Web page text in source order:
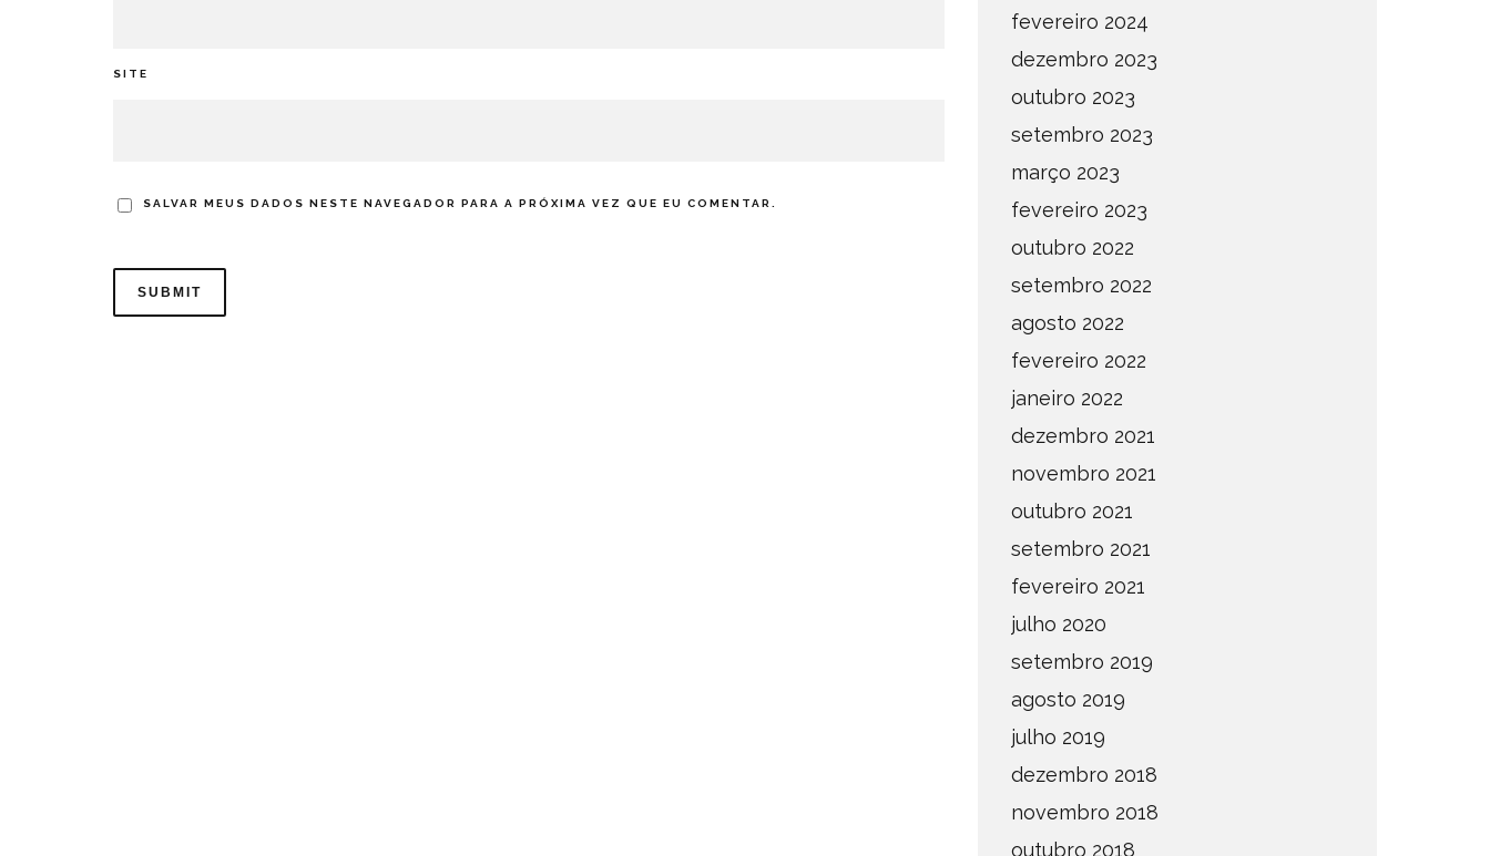
SITE
SALVAR MEUS DADOS NESTE NAVEGADOR PARA A PRÓXIMA VEZ QUE EU COMENTAR.
fevereiro 2024
dezembro 2023
outubro 2023
setembro 2023
março 2023
fevereiro 2023
outubro 2022
setembro 2022
agosto 2022
fevereiro 2022
janeiro 2022
dezembro 2021
novembro 2021
outubro 2021
setembro 2021
fevereiro 2021
julho 2020
setembro 2019
agosto 2019
julho 2019
dezembro 2018
novembro 2018
outubro 2018